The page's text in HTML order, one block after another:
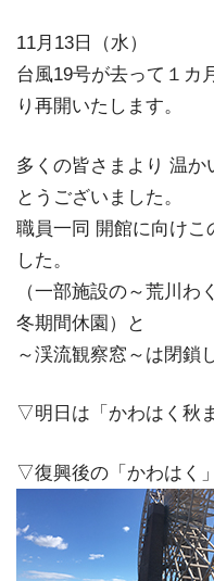
11月13日（水）
台風19号が去って１カ
り再開いたします。
多くの皆さまより 温
とうございました。
職員一同 開館に向けこ
した。
（一部施設の～荒川わ
冬期間休園）と
～渓流観察窓～は閉鎖
▽明日は「かわはく秋
▽復興後の「かわはく